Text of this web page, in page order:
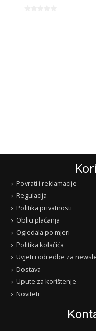
Povrati i reklamacije
Regulacija
Politika privatnosti
Oblici plaćanja
Ogledala po mjeri
Politika kolačića
Uvjeti i odredbe za
Dostava
Upute za korištenje
Noviteti